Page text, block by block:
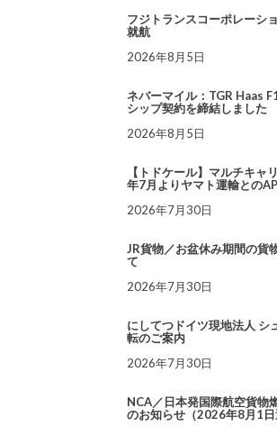
フジトランスコーポレーシ
就航
2026年8月5日
ネバーマイル：TGR Haas
シップ契約を締結しました
2026年8月5日
【トドケール】マルチキャ
年7月よりヤマト運輸との
2026年7月30日
JR貨物／お盆休み期間の貨
て
2026年7月30日
にしてつドイツ現地法人 シ
転のご案内
2026年7月30日
NCA／日本発国際航空貨物
のお知らせ（2026年8月1